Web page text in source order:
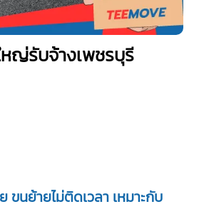
ญ่รับจ้างเพชรบุรี
ขนย้ายไม่ติดเวลา เหมาะกับ